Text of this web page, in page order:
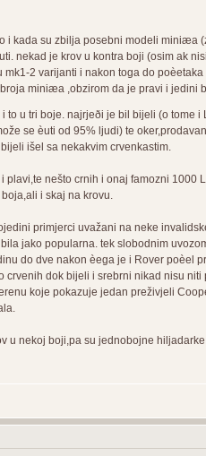
i kada su zbilja posebni modeli miniæa
nekad je krov u kontra boji (osim ak
2 varijanti i nakon toga do
miniæa ,obzirom da je pravi i jedini
to u tri boje. najrjeði je bil bijeli (o tome
se èuti od 95% ljudi) te
išel sa nekakvim crvenkastim.
nešto crnih i onaj famozni 1000
i skaj na krovu.
primjerci uvažani na neke
jako popularna. tek slobodnim
do dve nakon èega je i Rover poèel
crvenih dok bijeli i srebrni nikad nisu niti
koje pokazuje jedan preživjeli
u nekoj boji,pa su jednobojne